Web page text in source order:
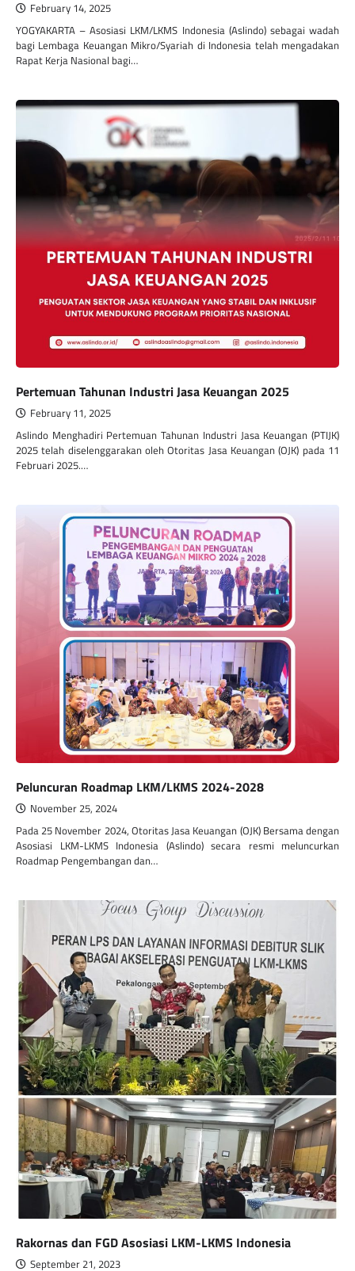
February 14, 2025
YOGYAKARTA – Asosiasi LKM/LKMS Indonesia (Aslindo) sebagai wadah
bagi Lembaga Keuangan Mikro/Syariah di Indonesia telah mengadakan
Rapat Kerja Nasional bagi…
Pertemuan Tahunan Industri Jasa Keuangan 2025
February 11, 2025
Aslindo Menghadiri Pertemuan Tahunan Industri Jasa Keuangan (PTIJK)
2025 telah diselenggarakan oleh Otoritas Jasa Keuangan (OJK) pada 11
Februari 2025.…
Peluncuran Roadmap LKM/LKMS 2024-2028
November 25, 2024
Pada 25 November 2024, Otoritas Jasa Keuangan (OJK) Bersama dengan
Asosiasi LKM-LKMS Indonesia (Aslindo) secara resmi meluncurkan
Roadmap Pengembangan dan…
Rakornas dan FGD Asosiasi LKM-LKMS Indonesia
September 21, 2023